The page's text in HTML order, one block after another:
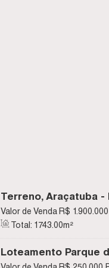
Terreno, Araçatuba -
R$ 1.900.000
Valor de Venda
BrasilTotal: 1743.00m²
Loteamento Parque
Porto da Vila -